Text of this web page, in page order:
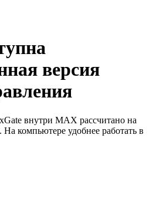
версия
внутри MAX рассчитано на
компьютере удобнее работать в